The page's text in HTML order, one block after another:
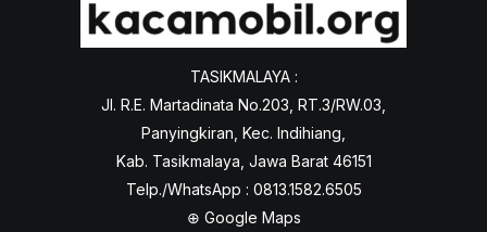
TASIKMALAYA :
Jl. R.E. Martadinata No.203, RT.3/RW.03,
Panyingkiran, Kec. Indihiang,
Kab. Tasikmalaya, Jawa Barat 46151
Telp./WhatsApp : 0813.1582.6505
⊕ Google Maps